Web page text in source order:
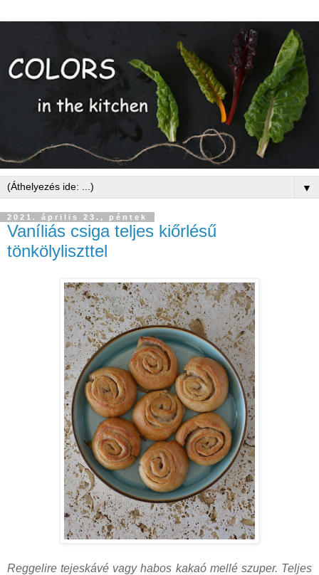
▼
2021. április 23., péntek
Vaníliás csiga teljes kiőrlésű
tönkölyliszttel
Reggelire tejeskávé vagy habos kakaó mellé szuper. Teljes